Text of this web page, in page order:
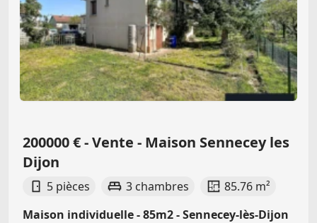
200000 € - Vente - Maison Sennecey les
Dijon
5 pièces 3 chambres
85.76 m²
Maison individuelle - 85m2 - Sennecey-lès-Dijon